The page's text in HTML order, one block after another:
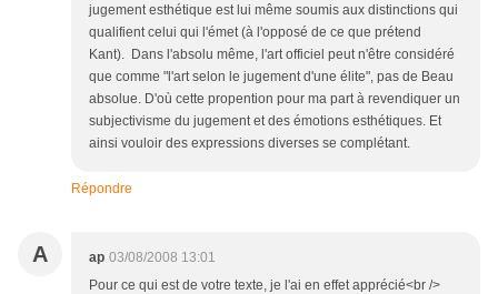
jugement esthétique est lui même soumis aux distinctions qui
qualifient celui qui l'émet (à l'opposé de ce que prétend
Kant). Dans l'absolu même, l'art officiel peut n'être considéré
que comme "l'art selon le jugement d'une élite", pas de Beau
absolue. D'où cette propention pour ma part à revendiquer un
subjectivisme du jugement et des émotions esthétiques. Et
ainsi vouloir des expressions diverses se complétant.
Répondre
A ap 03/08/2008 13:01
Pour ce qui est de votre texte, je l'ai en effet apprécié<br />